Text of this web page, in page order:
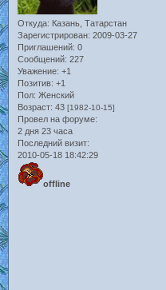
Откуда: Казань, Татарстан
Зарегистрирован: 2009-03-27
Приглашений: 0
Сообщений: 227
Уважение: +1
Позитив: +1
Пол: Женский
Возраст: 43 [1982-10-15]
Провел на форуме:
2 дня 23 часа
Последний визит:
2010-05-18 18:42:29
offline